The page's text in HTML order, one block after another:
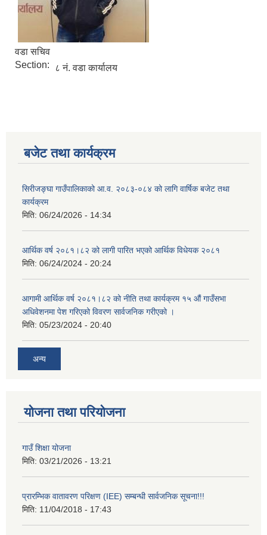
वडा सचिव
Section:
८ नं. वडा कार्यालय
बजेट तथा कार्यक्रम
सिरीजङ्घा गाउँपालिकाको आ.व. २०८३-०८४ को लागि वार्षिक बजेट तथा
कार्यक्रम
मिति: 06/24/2026 - 14:34
आर्थिक वर्ष २०८१।८२ को लागी पारित भएको आर्थिक विधेयक २०८१
मिति: 06/24/2024 - 20:24
आगामी आर्थिक वर्ष २०८१।८२ को नीति तथा कार्यक्रम १५ औं गाउँसभा
अधिवेशनमा पेश गरिएको विवरण सार्वजनिक गरीएको ।
मिति: 05/23/2024 - 20:40
अन्य
योजना तथा परियोजना
गाउँ शिक्षा योजना
मिति: 03/21/2026 - 13:21
प्रारम्भिक वातावरण परिक्षण (IEE) सम्बन्धी सार्वजनिक सूचना!!!
मिति: 11/04/2018 - 17:43